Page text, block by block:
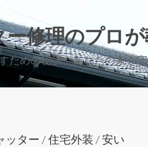
修理のプロ
ための秘訣、あなたの家を
ッター /住宅外装 /安い